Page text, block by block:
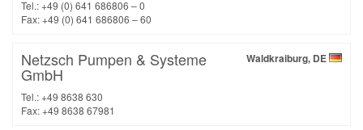
Tel.: +49 (0) 641 686806 – 0
Fax: +49 (0) 641 686806 – 60
Waldkraiburg, DE
Netzsch Pumpen & Systeme
GmbH
Tel.: +49 8638 630
Fax: +49 8638 67981